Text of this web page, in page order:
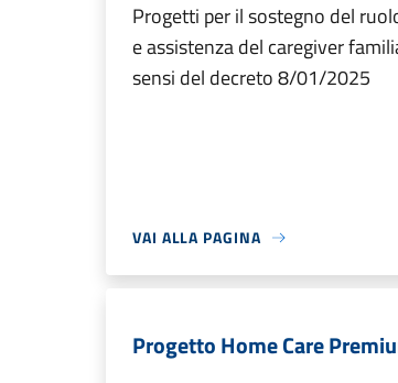
Progetti per il sostegno del
e assistenza del caregiver
sensi del decreto 8/01/2025
VAI ALLA PAGINA
Progetto Home Care